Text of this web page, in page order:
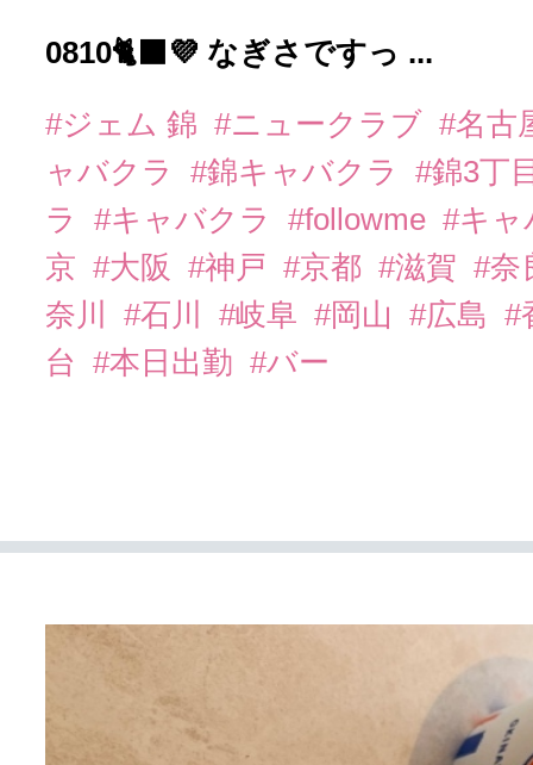
0810🐈‍⬛💜 なぎさですっ ...
#ジェム 錦 #ニュークラブ #名古
ャバクラ
#錦キャバクラ
#錦3丁
ラ
#キャバクラ #followme #キ
京 #大阪 #神戸 #京都 #滋賀 #奈
奈川
#石川 #岐阜 #岡山 #広島
#
台
#本日出勤 #バー